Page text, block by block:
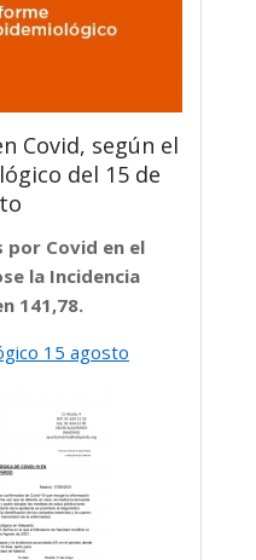
Covid, según el
del 15 de
por Covid en el
la Incidencia
141,78.
15 agosto